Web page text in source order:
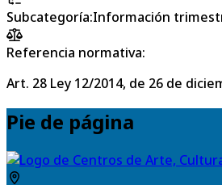
Subcategoría:Información
Referencia normativa:
Art. 28 Ley 12/2014, de 26 de
Pie de página